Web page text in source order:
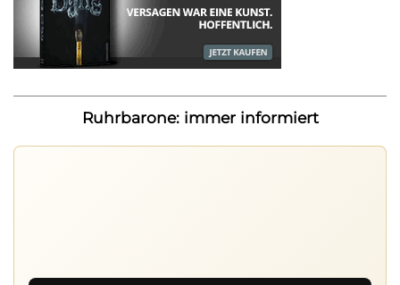
Ruhrbarone: immer informiert